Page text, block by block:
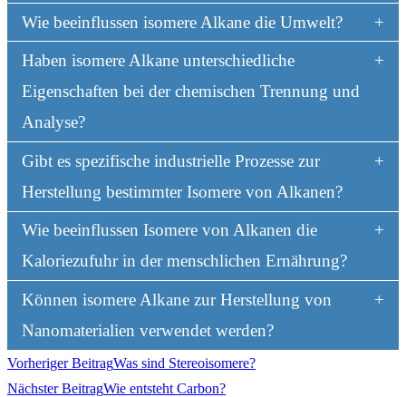
Wie beeinflussen isomere Alkane die Umwelt?
Haben isomere Alkane unterschiedliche
Eigenschaften bei der chemischen Trennung und
Analyse?
Gibt es spezifische industrielle Prozesse zur
Herstellung bestimmter Isomere von Alkanen?
Wie beeinflussen Isomere von Alkanen die
Kaloriezufuhr in der menschlichen Ernährung?
Können isomere Alkane zur Herstellung von
Nanomaterialien verwendet werden?
Weitere
Vorheriger BeitragWas sind Stereoisomere?
Nächster BeitragWie entsteht Carbon?